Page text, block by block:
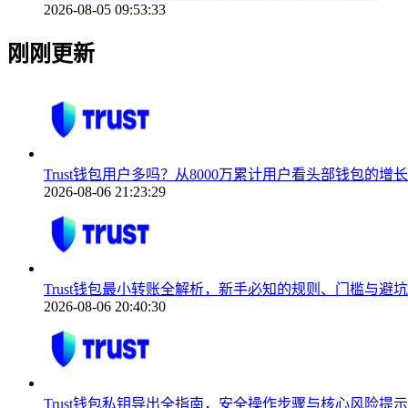
2026-08-05 09:53:33
刚刚更新
Trust钱包用户多吗？从8000万累计用户看头部钱包的增
2026-08-06 21:23:29
Trust钱包最小转账全解析，新手必知的规则、门槛与避
2026-08-06 20:40:30
Trust钱包私钥导出全指南，安全操作步骤与核心风险提示